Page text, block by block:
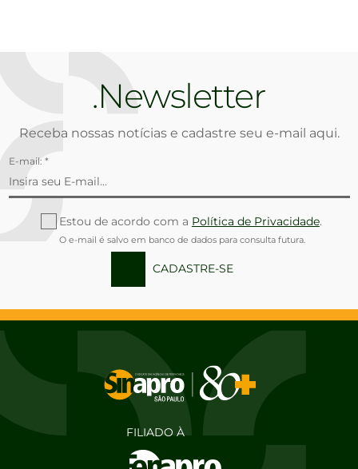
Newsletter
Receba nossas notícias e cadastre seu e-mail aqui.
E-mail: *
Estou de acordo com a Política de Privacidade.
O e-mail é salvo em banco de dados para consulta futura.
CADASTRE-SE
FILIADO À